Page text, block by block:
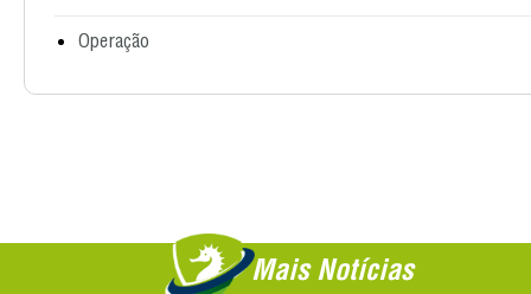
Operação
Mais Notícias